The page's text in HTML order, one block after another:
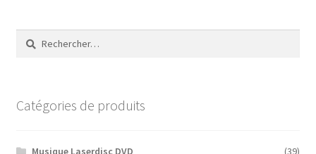
Rechercher :
Catégories de produits
Musique Laserdisc DVD
(39)